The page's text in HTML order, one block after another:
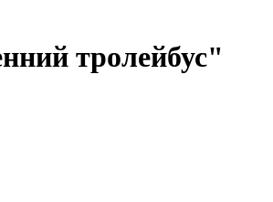
тролейбус"